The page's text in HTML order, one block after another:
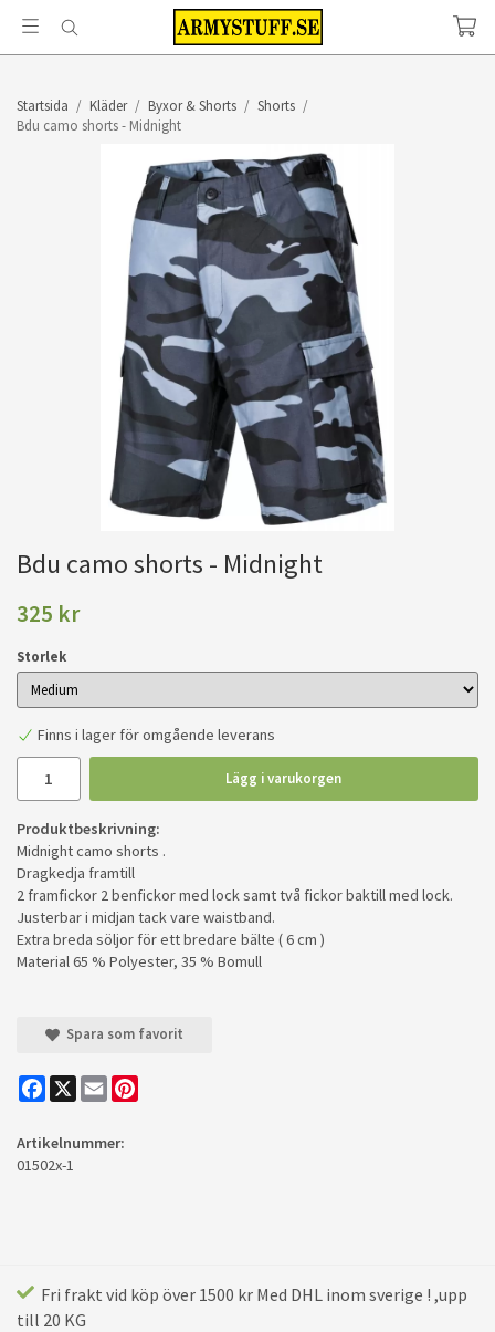
Startsida / Kläder / Byxor & Shorts / Shorts /
Bdu camo shorts - Midnight
Bdu camo shorts - Midnight
325 kr
Storlek
Finns i lager för omgående leverans
Lägg i varukorgen
Produktbeskrivning:
Midnight camo shorts .
Dragkedja framtill
2 framfickor 2 benfickor med lock samt två fickor baktill med lock.
Justerbar i midjan tack vare waistband.
Extra breda söljor för ett bredare bälte ( 6 cm )
Material 65 % Polyester, 35 % Bomull
Spara som favorit
Facebook
X Email
Artikelnummer:
01502x-1
Fri frakt vid köp över 1500 kr Med DHL inom sverige ! ,upp
till 20 KG